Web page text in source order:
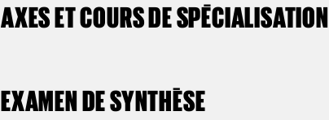
AXES ET COURS DE SPÉCIALISATION
EXAMEN DE SYNTHÈSE